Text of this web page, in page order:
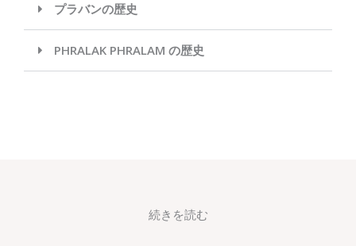
プラバンの歴史
PHRALAK PHRALAM の歴史
続きを読む